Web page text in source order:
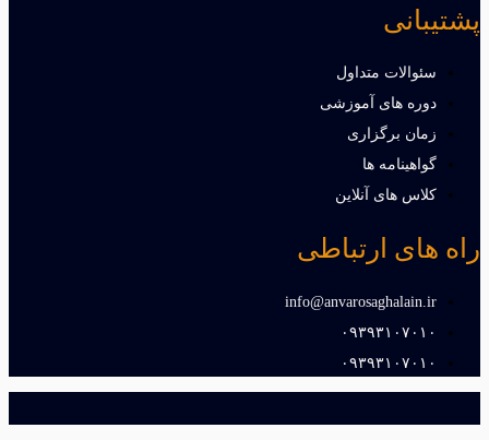
پشتیبانی
سئوالات متداول
دوره های آموزشی
زمان برگزاری
گواهینامه ها
کلاس های آنلاین
راه های ارتباطی
info@anvarosaghalain.ir​
۰۹۳۹۳۱۰۷۰۱۰​
۰۹۳۹۳۱۰۷۰۱۰​